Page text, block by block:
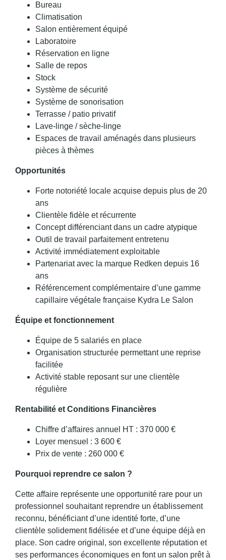
Bureau
Climatisation
Salon entièrement équipé
Laboratoire
Réservation en ligne
Salle de repos
Stock
Système de sécurité
Système de sonorisation
Terrasse / patio privatif
Lave-linge / sèche-linge
Espaces de travail aménagés dans plusieurs
pièces à thèmes
Opportunités
Forte notoriété locale acquise depuis plus de 20
ans
Clientèle fidèle et récurrente
Concept différenciant dans un cadre atypique
Outil de travail parfaitement entretenu
Activité immédiatement exploitable
Partenariat avec la marque Redken depuis 16
ans
Référencement complémentaire d’une gamme
capillaire végétale française Kydra Le Salon
Équipe et fonctionnement
Équipe de 5 salariés en place
Organisation structurée permettant une reprise
facilitée
Activité stable reposant sur une clientèle
régulière
Rentabilité et Conditions Financières
Chiffre d’affaires annuel HT : 370 000 €
Loyer mensuel : 3 600 €
Prix de vente : 260 000 €
Pourquoi reprendre ce salon ?
Cette affaire représente une opportunité rare pour un
professionnel souhaitant reprendre un établissement
reconnu, bénéficiant d’une identité forte, d’une
clientèle solidement fidélisée et d’une équipe déjà en
place. Son cadre original, son excellente réputation et
ses performances économiques en font un salon prêt à